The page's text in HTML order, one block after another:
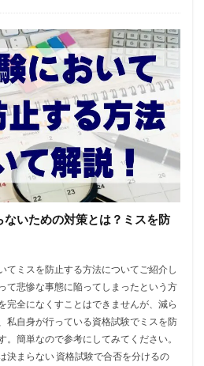
いための対策とは？ミスを防
てミスを防止する方法についてご紹介し
て悲惨な事態に陥ってしまったという方
完全になくすことはできませんが、減ら
私自身が行っている資格試験でミスを防
。簡単なので参考にしてみてください。
決まらない 資格試験で合否を分けるの